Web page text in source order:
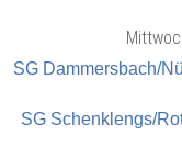
SG Schenklengs/